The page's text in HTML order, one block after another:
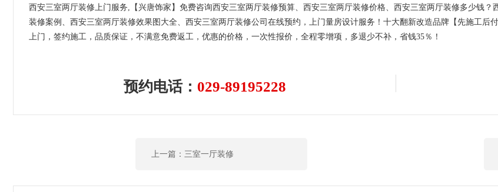
西安三室两厅装修上门服务,【兴唐饰家】免费咨询西安三室两厅装修预算、西安三室两厅装修价格、西安三室两厅装修多少钱
装修案例、西安三室两厅装修效果图大全、西安三室两厅装修公司在线预约，上门量房设计服务！十大翻新改造品牌【先施工后
上门，签约施工，品质保证，不满意免费返工，优惠的价格，一次性报价，全程零增项，多退少不补，省钱35％！
预约电话： 029-89195228
上一篇：三室一厅装修